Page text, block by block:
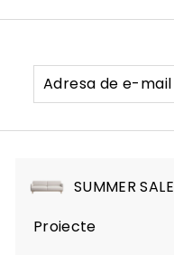
Adresa
de
mail
Abonati-
va
SUMMER SALE
Proiecte